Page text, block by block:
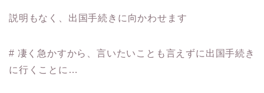
説明もなく、出国手続きに向かわせます
# 凄く急かすから、言いたいことも言えずに出国手続き
に行くことに…